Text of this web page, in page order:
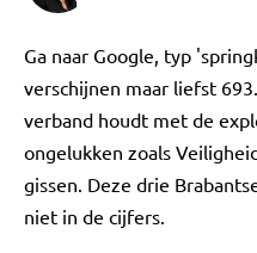
Ga naar Google, typ
verschijnen maar liefst
verband houdt met de
ongelukken zoals
gissen. Deze drie
niet in de cijfers.